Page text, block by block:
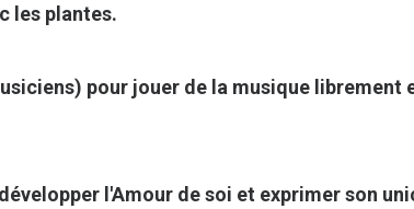
les plantes.
pour jouer de la musique librement
l'Amour de soi et exprimer son